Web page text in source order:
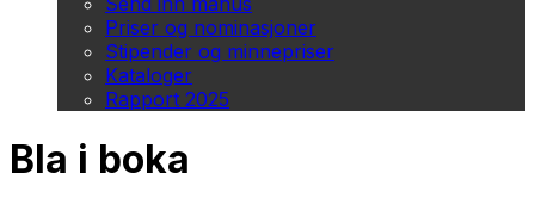
Priser og nominasjoner
Stipender og minnepriser
Kataloger
Rapport 2025
Bla i boka